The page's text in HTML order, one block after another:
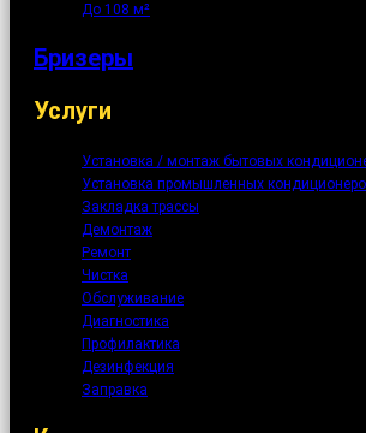
До 108 м²
Бризеры
Услуги
Установка / монтаж бытовых
Установка промышленных
Закладка трассы
Демонтаж
Ремонт
Чистка
Обслуживание
Диагностика
Профилактика
Дезинфекция
Заправка